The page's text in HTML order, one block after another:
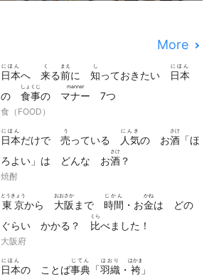
More
日本
にほん
へ 来
く
る前
まえ
に 知
し
っておきたい 日本
にほん
の 食事
しょくじ
の マナー
manner
7つ
食（FOOD）
日本
にほん
だけで 売
う
っている 人気
にんき
の お酒
さけ
「ほ
ろよい」は どんな お酒
さけ
？
焼酎
東京
とうきょう
から 大阪
おおさか
まで 時間
じかん
・お金
かね
は どの
ぐらい かかる？ 比
くら
べました！
大阪府
日本
にほん
の ことば事典
じてん
「羽織
はおり
・ 袴
はかま
」